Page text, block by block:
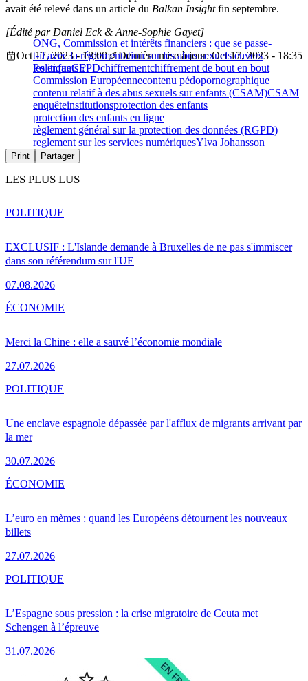
avait été relevé dans un article du Balkan Insightfin septembre.
ONG, Commission et intérêts financiers : que se passe-
t-il avec la réglementation sur les abus sexuels envers
les enfants ?
[Édité par Daniel Eck & Anne-Sophie Gayet]
Oct 17, 2023 - 18:00
Dernière mise à jour: Oct 17, 2023 - 18:35
PolitiqueCEPDchiffrementchiffrement de bout en bout
Commission Européennecontenu pédopornographique
contenu relatif à des abus sexuels sur enfants (CSAM)CSAM
enquêteinstitutionsprotection des enfants
protection des enfants en ligne
règlement général sur la protection des données (RGPD)
reglement sur les services numériquesYlva Johansson
Print Partager
LES PLUS LUS
EXCLUSIF : L'Islande demande à Bruxelles de ne pas s'immiscer
dans son référendum sur l'UE
07.08.2026
POLITIQUE
Merci la Chine : elle a sauvé l’économie mondiale
27.07.2026
ÉCONOMIE
Une enclave espagnole dépassée par l'afflux de migrants arrivant par
la mer
30.07.2026
POLITIQUE
L’euro en mèmes : quand les Européens détournent les nouveaux
billets
27.07.2026
ÉCONOMIE
L’Espagne sous pression : la crise migratoire de Ceuta met
Schengen à l’épreuve
31.07.2026
POLITIQUE